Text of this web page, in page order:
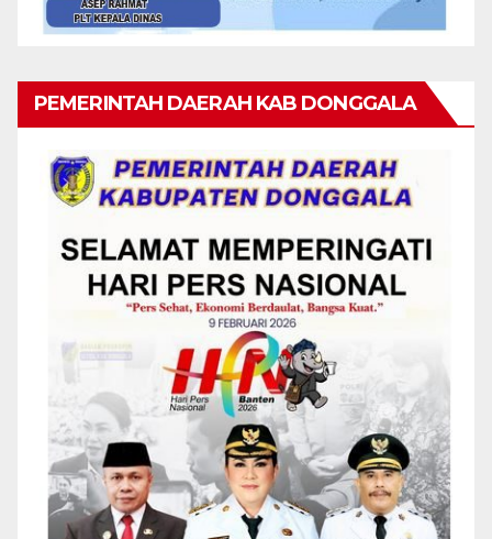
PEMERINTAH DAERAH KAB DONGGALA